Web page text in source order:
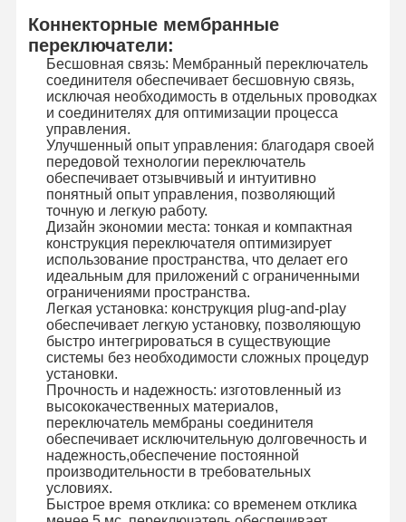
Домой Продукты Видеозаписи О Нас
Экскурсия
По Заводу
Контроль
Качества
Свяжитесь С
Нами
Новости
Запросите
Цитату
Изготовленный на заказ переключатель мембраны
Промышленный переключатель мембраны
Гибкий переключатель мембраны
Переключатель мембраны PCB
Переключатель мембраны FPC
Коннекторные мембранные
переключатели:
Бесшовная связь: Мембранный переключатель
соединителя обеспечивает бесшовную связь,
исключая необходимость в отдельных проводках
и соединителях для оптимизации процесса
управления.
Улучшенный опыт управления: благодаря своей
передовой технологии переключатель
обеспечивает отзывчивый и интуитивно
понятный опыт управления, позволяющий
точную и легкую работу.
Дизайн экономии места: тонкая и компактная
конструкция переключателя оптимизирует
использование пространства, что делает его
идеальным для приложений с ограниченными
ограничениями пространства.
Легкая установка: конструкция plug-and-play
обеспечивает легкую установку, позволяющую
быстро интегрироваться в существующие
системы без необходимости сложных процедур
установки.
Прочность и надежность: изготовленный из
высококачественных материалов,
переключатель мембраны соединителя
обеспечивает исключительную долговечность и
надежность,обеспечение постоянной
производительности в требовательных
условиях.
Быстрое время отклика: со временем отклика